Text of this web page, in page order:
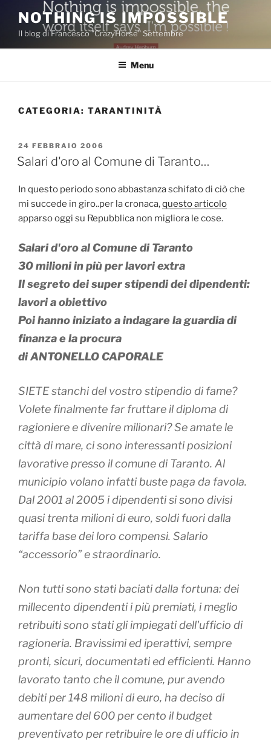
contenuto
NOTHING IS IMPOSSIBLE
Il blog di Francesco "CrazyHorse" Settembre
Menu
CATEGORIA: TARANTINITÀ
PUBBLICATO
IL
24 FEBBRAIO 2006
Salari d'oro al Comune di Taranto…
In questo periodo sono abbastanza schifato di ciò che
mi succede in giro..per la cronaca,questo articolo
apparso oggi su Repubblica non migliora le cose.
Salari d'oro al Comune di Taranto
30 milioni in più per lavori extra
Il segreto dei super stipendi dei dipendenti:
lavori a obiettivo
Poi hanno iniziato a indagare la guardia di
finanza e la procura
di ANTONELLO CAPORALE
SIETE stanchi del vostro stipendio di fame?
Volete finalmente far fruttare il diploma di
ragioniere e divenire milionari? Se amate le
città di mare, ci sono interessanti posizioni
lavorative presso il comune di Taranto. Al
municipio volano infatti buste paga da favola.
Dal 2001 al 2005 i dipendenti si sono divisi
quasi trenta milioni di euro, soldi fuori dalla
tariffa base dei loro compensi. Salario
“accessorio” e straordinario.
Non tutti sono stati baciati dalla fortuna: dei
millecento dipendenti i più premiati, i meglio
retribuiti sono stati gli impiegati dell'ufficio di
ragioneria. Bravissimi ed iperattivi, sempre
pronti, sicuri, documentati ed efficienti. Hanno
lavorato tanto che il comune, pur avendo
debiti per 148 milioni di euro, ha deciso di
aumentare del 600 per cento il budget
preventivato per retribuire le ore di ufficio in